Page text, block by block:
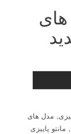
مدل های
پاییزی